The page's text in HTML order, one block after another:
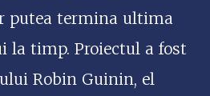
putea termina ultima
la timp. Proiectul a fost
Robin Guinin, el